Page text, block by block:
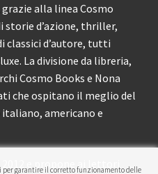
alla linea Cosmo
storie d’azione, thriller,
classici d’autore, tutti
La divisione da libreria,
Cosmo Books e Nona
che ospitano il meglio del
americano e
e propone ai lettori
garantire il corretto funzionamento delle